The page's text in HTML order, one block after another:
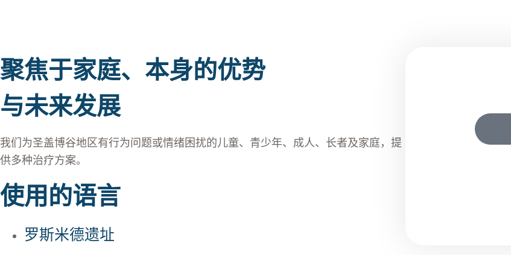
聚焦于家庭、本身的优势
与未来发展
我们为圣盖博谷地区有行为问题或情绪困扰的儿童、青少年、成人、长者及家庭，提
供多种治疗方案。
使用的语言
罗斯米德遗址